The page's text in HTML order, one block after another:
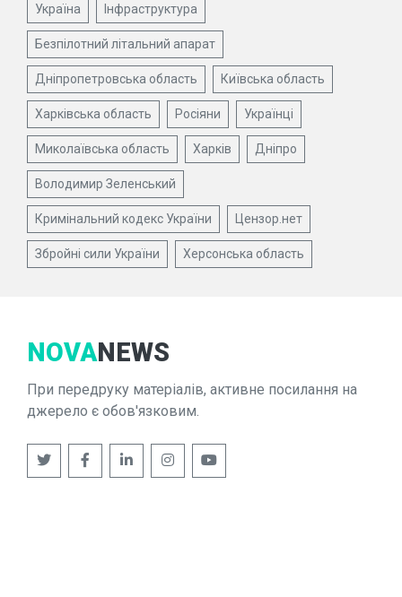
Україна Інфраструктура
Безпілотний літальний апарат
Дніпропетровська область Київська область
Харківська область Росіяни Українці
Миколаївська область Харків Дніпро
Володимир Зеленський
Кримінальний кодекс України Цензор.нет
Збройні сили України Херсонська область
NOVANEWS
При передруку матеріалів, активне посилання на
джерело є обов'язковим.